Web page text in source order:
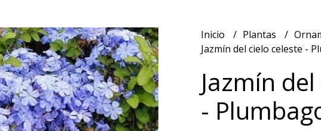
Inicio Plantas
Jazmín del cielo celeste -
Jazmín
-